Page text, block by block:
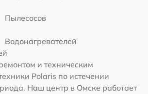
Пылесосов
Водонагревателей
и техническим
Polaris по истечении
Наш центр в Омске работает